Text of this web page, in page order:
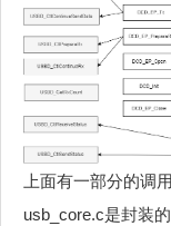
上面有一部分的调
usb_core.c是封装